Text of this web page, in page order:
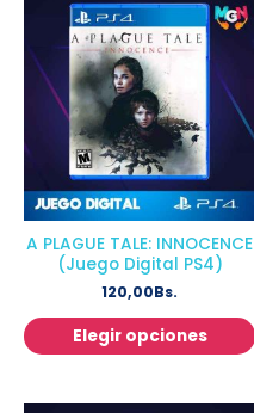
A PLAGUE TALE: INNOCENCE
(Juego Digital PS4)
120,00Bs.
Elegir opciones